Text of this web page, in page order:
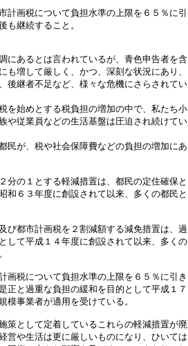
画税について負担水準の上限を６５％に引
継続すること。
あるとは言われているが、青色申告者を含
増して厳しく、かつ、深刻な状況にあり、
後継者不足など、様々な危機にさらされてい
始めとする税負担の増加の中で、私たち小
や従業員などの生活基盤は圧迫され続けてい
が、税や社会保障費などの負担の増加にあ
の１とする軽減措置は、都民の定住確保と
和６３年度に創設されて以来、多くの都民と
都市計画税を２割減額する減免措置は、過
して平成１４年度に創設されて以来、多くの
税について負担水準の上限を６５％に引き
正と過重な負担の緩和を目的として平成１７
事業者が適用を受けている。
として定着しているこれらの軽減措置が廃
営や生活は更に厳しいものになり、ひいては